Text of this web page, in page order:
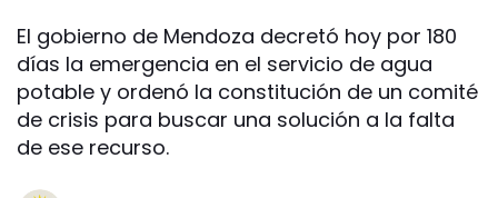
El gobierno de Mendoza decretó hoy por 180
días la emergencia en el servicio de agua
potable y ordenó la constitución de un comité
de crisis para buscar una solución a la falta
de ese recurso.